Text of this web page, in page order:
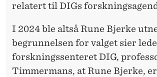
relatert til DIGs
I 2024 ble altså Rune Bjerke
begrunnelsen for valget sier
forskningssenteret DIG,
Timmermans, at Rune Bjerke,